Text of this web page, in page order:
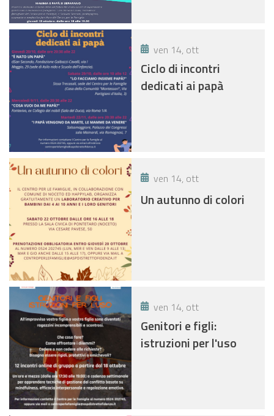
ven 14, ott
Ciclo di incontri
dedicati ai papà
ven 14, ott
Un autunno di colori
ven 14, ott
Genitori e figli:
istruzioni per l'uso